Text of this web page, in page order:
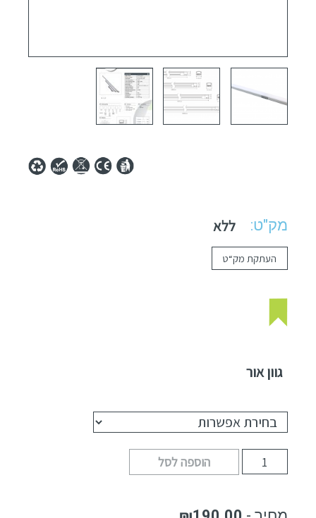
מק"ט: ללא
העתקת מק“ט
גוון אור
הוספה לסל